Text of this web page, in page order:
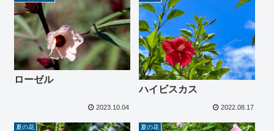
ローゼル
2023.10.04
ハイビスカス
2022.08.17
夏の花 夏の花